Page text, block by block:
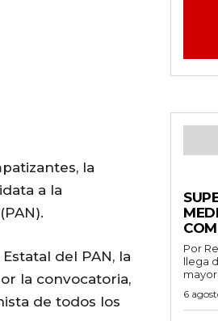
la
a la
del PAN, la
la convocatoria,
de todos los
Por Redacción
llega
6